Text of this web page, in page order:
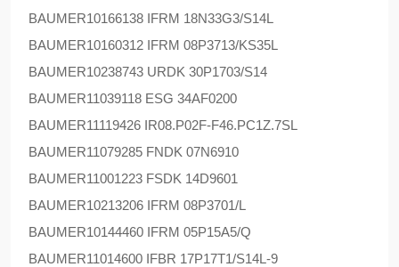
BAUMER10166138 IFRM 18N33G3/S14L
BAUMER10160312 IFRM 08P3713/KS35L
BAUMER10238743 URDK 30P1703/S14
BAUMER11039118 ESG 34AF0200
BAUMER11119426 IR08.P02F-F46.PC1Z.7SL
BAUMER11079285 FNDK 07N6910
BAUMER11001223 FSDK 14D9601
BAUMER10213206 IFRM 08P3701/L
BAUMER10144460 IFRM 05P15A5/Q
BAUMER11014600 IFBR 17P17T1/S14L-9